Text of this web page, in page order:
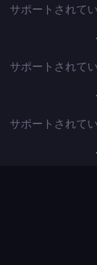
サポートされて
サポートされて
サポートされて